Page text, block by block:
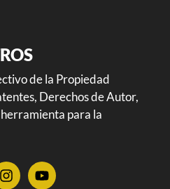
de la Propiedad
Derechos de Autor,
para la